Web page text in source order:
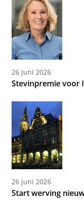
26 juni 2026
Stevinpremie voor
26 juni 2026
Start werving